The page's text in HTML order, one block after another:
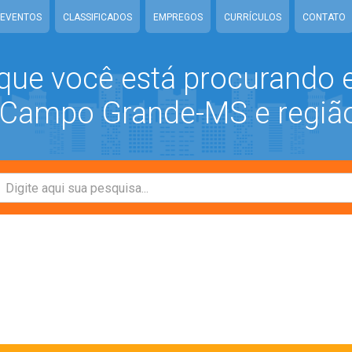
EVENTOS CLASSIFICADOS EMPREGOS CURRÍCULOS CONTATO
você está procurando
Grande-MS e